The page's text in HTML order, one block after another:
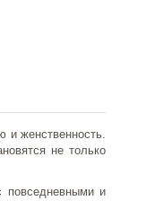
женственность.
не только
повседневными и